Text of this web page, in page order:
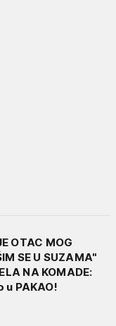
OTAC MOG
SE U SUZAMA"
NA KOMADE:
PAKAO!